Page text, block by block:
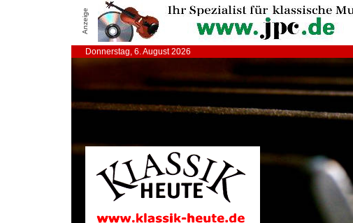
Anzeige
Donnerstag, 6. August 2026